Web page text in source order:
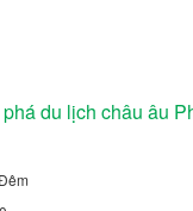
du lịch châu âu